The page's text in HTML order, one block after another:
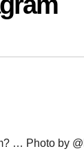
… Photo by